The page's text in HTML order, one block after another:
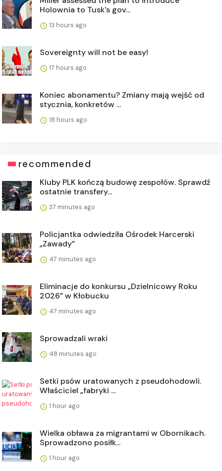
Holownia to Tusk's gov...
13 hours ago
Sovereignty will not be easy!
17 hours ago
Koniec abonamentu? Zmiany mają wejść od
stycznia, konkretów ...
18 hours ago
recommended
Kluby PLK kończą budowę zespołów. Sprawdź
ostatnie transfery...
37 minutes ago
Policjantka odwiedziła Ośrodek Harcerski
„Zawady”
47 minutes ago
Eliminacje do konkursu „Dzielnicowy Roku
2026” w Kłobucku
47 minutes ago
Sprowadzali wraki
48 minutes ago
Setki psów uratowanych z pseudohodowli.
Właściciel „fabryki ...
1 hour ago
Wielka obława za migrantami w Obornikach.
Sprowadzono posiłk...
1 hour ago